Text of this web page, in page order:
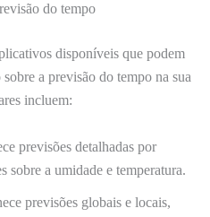
do tempo
disponíveis que podem
a previsão do tempo na sua
incluem:
previsões detalhadas por
sobre a umidade e temperatura.
previsões globais e locais,